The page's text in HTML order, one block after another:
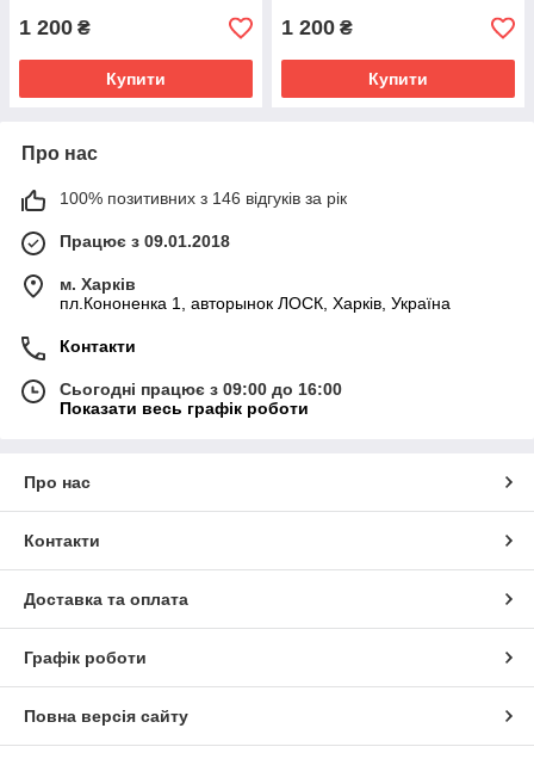
1 200 ₴
Купити
1 200 ₴
Купити
Про нас
100% позитивних з 146 відгуків за рік
Працює з 09.01.2018
м. Харків
пл.Кононенка 1, авторынок ЛОСК, Харків, Україна
Контакти
Сьогодні працює з 09:00 до 16:00
Показати весь графік роботи
Про нас
Контакти
Доставка та оплата
Графік роботи
Повна версія сайту